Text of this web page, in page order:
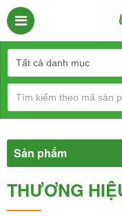
Sản phẩm
THƯƠNG